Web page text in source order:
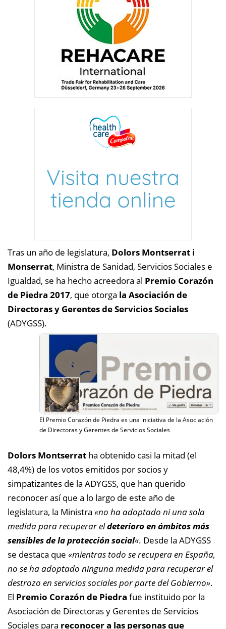
Tras un año de legislatura, Dolors Montserrat i
Monserrat, Ministra de Sanidad, Servicios Sociales e
Igualdad, se ha hecho acreedora al Premio Corazón
de Piedra 2017, que otorga la Asociación de
Directoras y Gerentes de Servicios Sociales
(ADYGSS).
El Premio Corazón de Piedra es una iniciativa de la Asociación
de Directoras y Gerentes de Servicios Sociales
Dolors Montserrat ha obtenido casi la mitad (el
48,4%) de los votos emitidos por socios y
simpatizantes de la ADYGSS, que han querido
reconocer así que a lo largo de este año de
legislatura, la Ministra «no ha adoptado ni una sola
medidapara recuperar eldeterioro enámbitos más
sensibles de la protección social«. Desde la ADYGSS
se destaca que «mientras todo se recupera en España,
no se ha adoptado ninguna medida para recuperar el
destrozo en servicios sociales por parte del Gobierno».
El Premio Corazón de Piedra fue instituido por la
Asociación de Directoras y Gerentes de Servicios
Sociales para reconocer a las personas que